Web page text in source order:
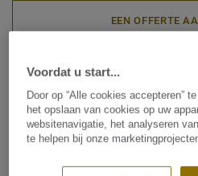
EEN OFFERTE
Zoek uw verkoopcontact
Voordat u start...
Door op “Alle cookies accepteren”
het opslaan van cookies op uw
websitenavigatie, het analyseren
te helpen bij onze